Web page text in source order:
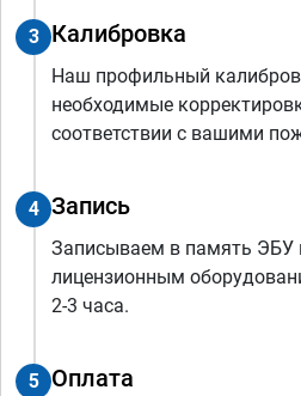
3 Калибровка
Наш профильный
необходимые
соответствии с вашими
4 Запись
Записываем в память
лицензионным
2-3 часа.
5 Оплата